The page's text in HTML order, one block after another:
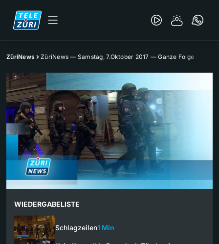
ZüriNews ZüriNews — Samstag, 7.Oktober 2017 — Ganze Folge
WIEDERGABELISTE
Schlagzeilen1 Min